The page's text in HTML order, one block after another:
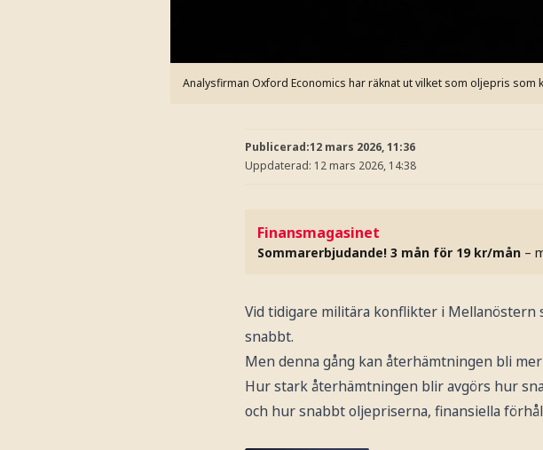
Analysfirman Oxford Economics har räknat ut vilket som oljepris som
Publicerad:12 mars 2026, 11:36
Uppdaterad: 12 mars 2026, 14:38
Finansmagasinet
Sommarerbjudande! 3 mån för 19 kr/mån –
Vid tidigare militära konflikter i Mellanöstern
snabbt.
Men denna gång kan återhämtningen bli
Hur stark återhämtningen blir avgörs hur
och hur snabbt oljepriserna, finansiella